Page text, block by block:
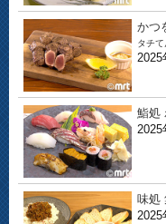
かつ
タチて
2025
鮨処
2025
味処
2025